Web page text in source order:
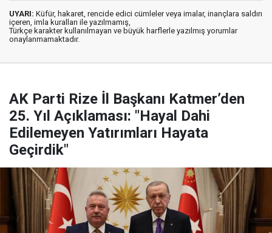
UYARI: Küfür, hakaret, rencide edici cümleler veya imalar, inançlara saldırı
içeren, imla kuralları ile yazılmamış,
Türkçe karakter kullanılmayan ve büyük harflerle yazılmış yorumlar
onaylanmamaktadır.
AK Parti Rize İl Başkanı Katmer’den
25. Yıl Açıklaması: "Hayal Dahi
Edilemeyen Yatırımları Hayata
Geçirdik"